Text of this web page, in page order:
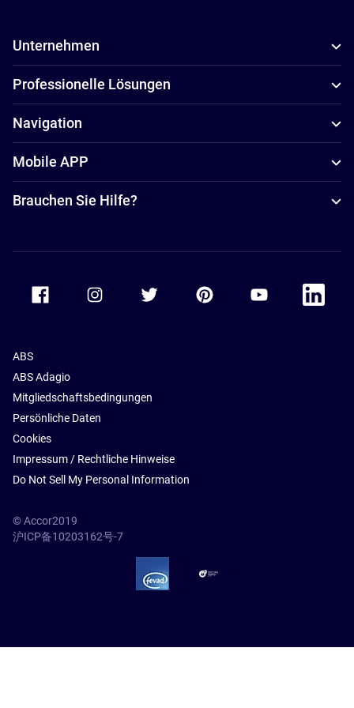
Unternehmen
Professionelle Lösungen
Navigation
Mobile APP
Brauchen Sie Hilfe?
Accor Facebook Accor TwitterAccor PinterestAccor Youtube
Accor
ABS
ABS Adagio
Mitgliedschaftsbedingungen
Persönliche Daten
Cookies
Impressum / Rechtliche Hinweise
Do Not Sell My Personal Information
© Accor2019
沪ICP备10203162号-7